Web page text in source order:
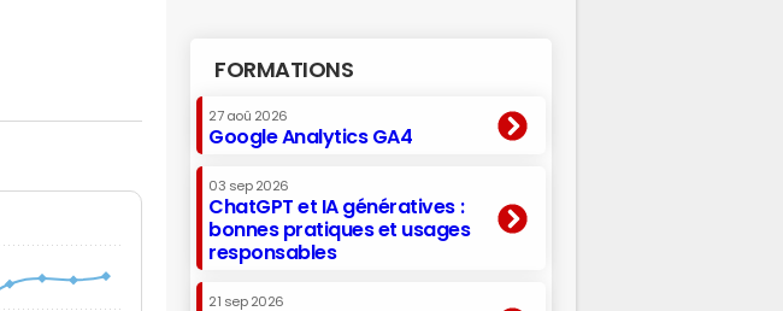
FORMATIONS
27 aoû 2026
Google Analytics GA4
03 sep 2026
ChatGPT et IA génératives :
bonnes pratiques et usages
responsables
21 sep 2026